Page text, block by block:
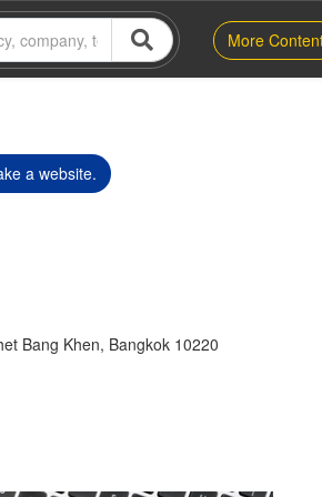
More
a website.
Bang Khen, Bangkok 10220